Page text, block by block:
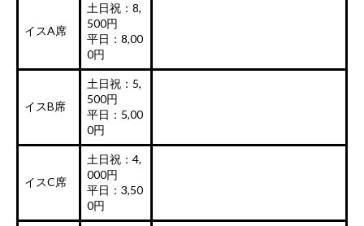
イスA席
土日祝：8,
500円
平日：8,00
0円
イスB席
土日祝：5,
500円
平日：5,00
0円
イスC席
土日祝：4,
000円
平日：3,50
0円